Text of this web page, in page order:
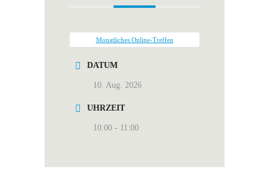
Monatliches Online-Treffen
DATUM
10. Aug. 2026
UHRZEIT
10:00 - 11:00